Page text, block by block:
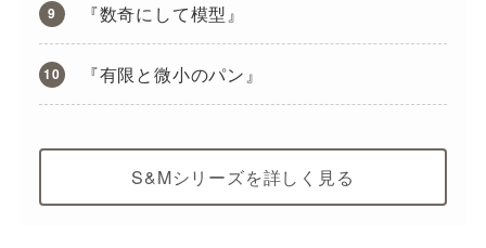
『数奇にして模型』
『有限と微小のパン』
S&Mシリーズを詳しく見る